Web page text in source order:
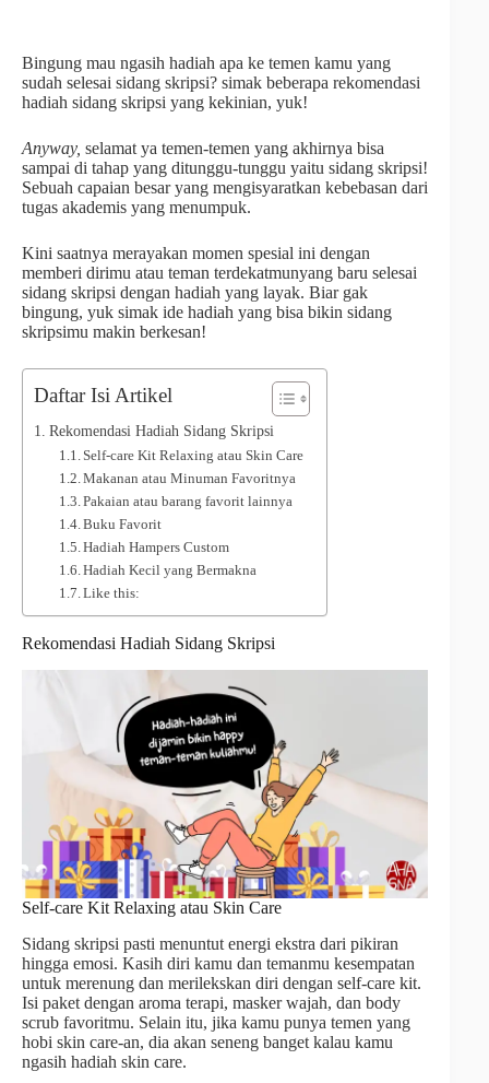
Bingung mau ngasih hadiah apa ke temen kamu yang
sudah selesai sidang skripsi? simak beberapa rekomendasi
hadiah sidang skripsi yang kekinian, yuk!
Anyway, selamat ya temen-temen yang akhirnya bisa
sampai di tahap yang ditunggu-tunggu yaitu sidang skripsi!
Sebuah capaian besar yang mengisyaratkan kebebasan dari
tugas akademis yang menumpuk.
Kini saatnya merayakan momen spesial ini dengan
memberi dirimu atau teman terdekatmunyang baru selesai
sidang skripsi dengan hadiah yang layak. Biar gak
bingung, yuk simak ide hadiah yang bisa bikin sidang
skripsimu makin berkesan!
Daftar Isi Artikel
Rekomendasi Hadiah Sidang Skripsi
Self-care Kit Relaxing atau Skin Care
Makanan atau Minuman Favoritnya
Pakaian atau barang favorit lainnya
Buku Favorit
Hadiah Hampers Custom
Hadiah Kecil yang Bermakna
Like this:
Rekomendasi Hadiah Sidang Skripsi
Self-care Kit Relaxing atau Skin Care
Sidang skripsi pasti menuntut energi ekstra dari pikiran
hingga emosi. Kasih diri kamu dan temanmu kesempatan
untuk merenung dan merilekskan diri dengan self-care kit.
Isi paket dengan aroma terapi, masker wajah, dan body
scrub favoritmu. Selain itu, jika kamu punya temen yang
hobi skin care-an, dia akan seneng banget kalau kamu
ngasih hadiah skin care.